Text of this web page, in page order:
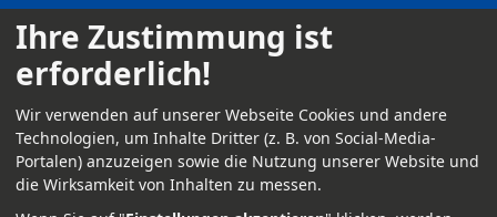
Kontakt
Impressum
Datenschutz
Anmelden
Ihre Zustimmung ist
erforderlich!
Wir verwenden auf unserer Webseite Cookies und andere
Technologien, um Inhalte Dritter (z. B. von Social-Media-
Portalen) anzuzeigen sowie die Nutzung unserer Website und
die Wirksamkeit von Inhalten zu messen.